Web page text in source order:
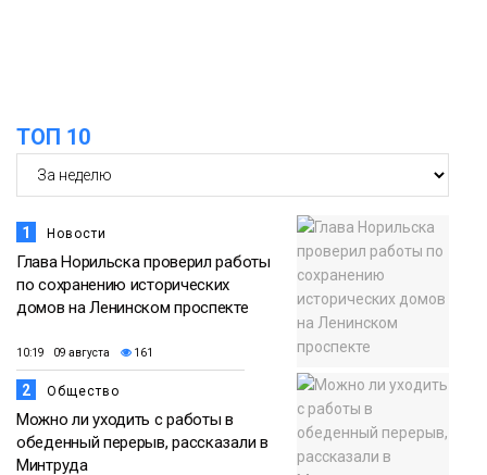
07 августа
ТОП 10
1 Новости
Глава Норильска проверил работы
по сохранению исторических
домов на Ленинском проспекте
10:19 09 августа 161
2 Общество
Можно ли уходить с работы в
обеденный перерыв, рассказали в
Минтруда